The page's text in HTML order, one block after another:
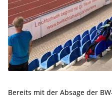
Bereits mit der Absage der